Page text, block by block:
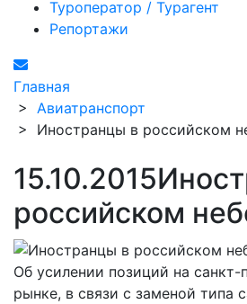
Туроператор / Турагент
Репортажи
Главная
> Авиатранспорт
> Иностранцы в российском
15.10.2015
российском
Об усилении позиций на санкт-
рынке, в связи с заменой типа